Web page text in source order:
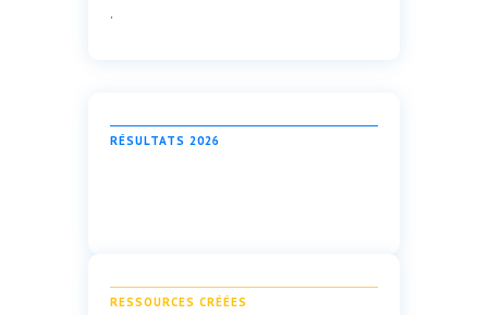
.
RÉSULTATS 2026
RESSOURCES CRÉÉES